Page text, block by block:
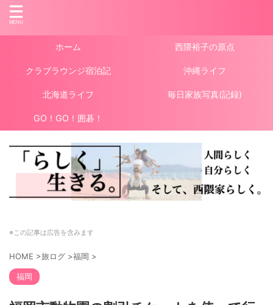
ホーム 西隈裕子の原点
クラブラウンジ宿泊記 沖縄ライフ
北海道ライフ 毎日家族写真(記録)
GO！GO！囲碁！
※この記事は広告を含みます
HOME >旅ログ >福岡 >
福岡